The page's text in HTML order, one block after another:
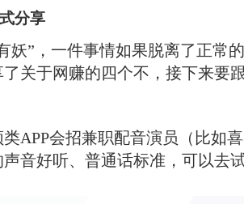
分享
妖”，一件事情如果脱离了正常
关于网赚的四个不，接下来要
APP会招兼职配音演员（比如
音好听、普通话标准，可以去